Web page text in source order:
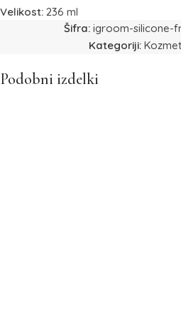
Velikost: 236 ml
Šifra: igroom-silicone-
Kategoriji:
Podobni izdelki